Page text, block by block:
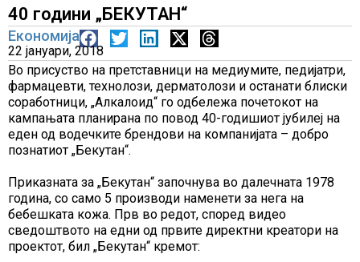
40 години „БЕКУТАН“
Економија
22 јануари, 2018
Во присуство на претставници на медиумите, педијатри,
фармацевти, технолози, дерматолози и останати блиски
соработници, „Алкалоид“ го одбележа почетокот на
кампањата планирана по повод 40-годишиот јубилеј на
еден од водечките брендови на компанијата – добро
познатиот „Бекутан“.
Приказната за „Бекутан“ започнува во далечната 1978
година, со само 5 производи наменети за нега на
бебешката кожа. Прв во редот, според видео
сведоштвото на едни од првите директни креатори на
проектот, бил „Бекутан“ кремот: